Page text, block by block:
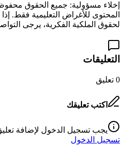
إخلاء مسؤولية: جميع الحقوق
المحتوى للأغراض التعليمية فقط.
لحقوق الملكية الفكرية، يرجى
التعليقات
0 تعليق
اكتب تعليقك
يجب تسجيل الدخول لإضافة
تسجيل الدخول